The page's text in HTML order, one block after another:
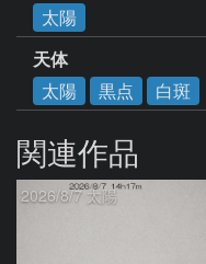
太陽
天体
太陽
黒点 白斑
関連作品
2026/8/7 太陽